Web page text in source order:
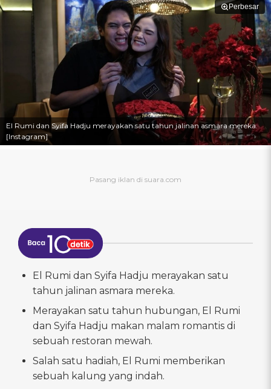
Perbesar
El Rumi dan Syifa Hadju merayakan satu tahun jalinan asmara mereka.
[Instagram]
El Rumi dan Syifa Hadju merayakan satu
tahun jalinan asmara mereka.
Merayakan satu tahun hubungan, El Rumi
dan Syifa Hadju makan malam romantis di
sebuah restoran mewah.
Salah satu hadiah, El Rumi memberikan
sebuah kalung yang indah.